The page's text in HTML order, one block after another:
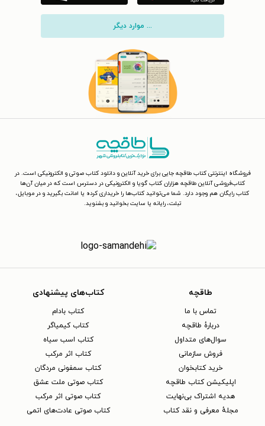
... موارد دیگر
فروشگاه اینترنتی کتاب طاقچه جایی برای خرید آنلاین و دانلود کتاب صوتی و الکترونیکی است. در
کتاب‌فروشی آنلاین طاقچه هزاران کتاب گویا و الکترونیکی در دسترس است که در میان آن‌ها
کتاب رایگان هم وجود دارد. شما می‌توانید کتاب‌ها را خریداری کرده یا امانت بگیرید و در موبایل،
تبلت، رایانه یا سایت بخوانید و بشنوید.
طاقچه
تماس با ما
دربارهٔ طاقچه
سوال‌های متداول
فروش سازمانی
خرید کتابخوان
اپلیکیشن کتاب طاقچه
هدیه اشتراک بی‌نهایت
مجلهٔ معرفی و نقد کتاب
کتاب‌های پیشنهادی
کتاب بادام
کتاب کیمیاگر
کتاب اسب سیاه
کتاب اثر مرکب
کتاب سمفونی مردگان
کتاب صوتی ملت عشق
کتاب صوتی اثر مرکب
کتاب صوتی عادت‌های اتمی